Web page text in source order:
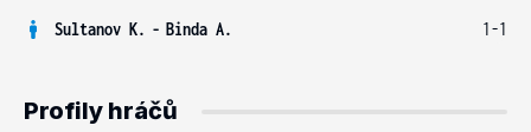
Sultanov K. - Binda A. 1-1
Profily hráčů